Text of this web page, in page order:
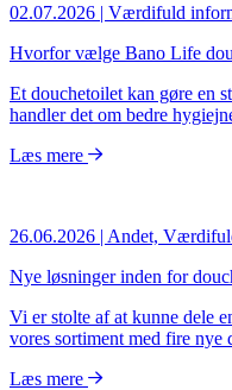
02.07.2026 | Værdifuld
Hvorfor vælge Bano Life
Et douchetoilet kan gøre en
handler det om bedre
Læs mere
26.06.2026 | Andet,
Nye løsninger inden for
Vi er stolte af at kunne dele
vores sortiment med fire nye
Læs mere